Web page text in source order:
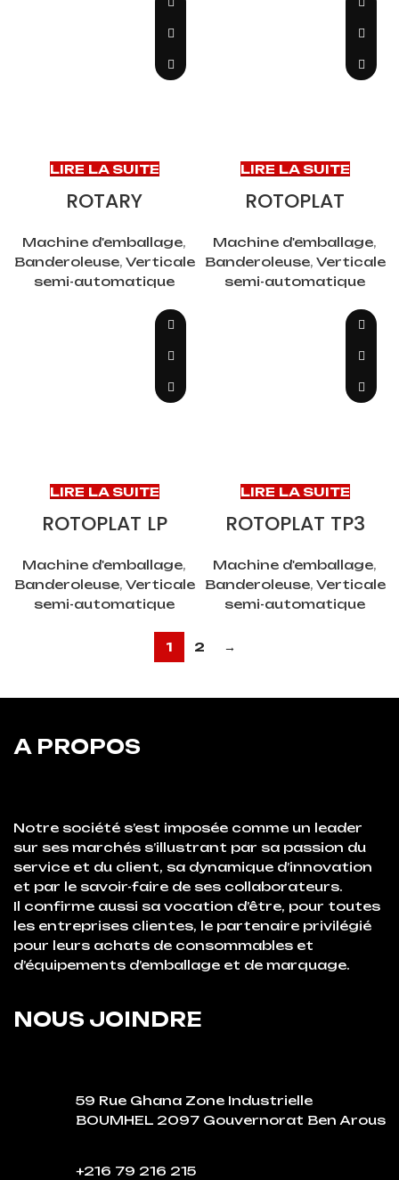
LIRE LA SUITE
ROTARY
Machine d'emballage,
Banderoleuse, Verticale
semi-automatique
LIRE LA SUITE
ROTOPLAT
Machine d'emballage,
Banderoleuse, Verticale
semi-automatique
LIRE LA SUITE
ROTOPLAT LP
Machine d'emballage,
Banderoleuse, Verticale
semi-automatique
LIRE LA SUITE
ROTOPLAT TP3
Machine d'emballage,
Banderoleuse, Verticale
semi-automatique
1 2 →
A PROPOS
Notre société s’est imposée comme un leader
sur ses marchés s’illustrant par sa passion du
service et du client, sa dynamique d’innovation
et par le savoir-faire de ses collaborateurs.
Il confirme aussi sa vocation d’être, pour toutes
les entreprises clientes, le partenaire privilégié
pour leurs achats de consommables et
d’équipements d’emballage et de marquage.
NOUS JOINDRE
59 Rue Ghana Zone Industrielle
BOUMHEL 2097 Gouvernorat Ben Arous
+216 79 216 215